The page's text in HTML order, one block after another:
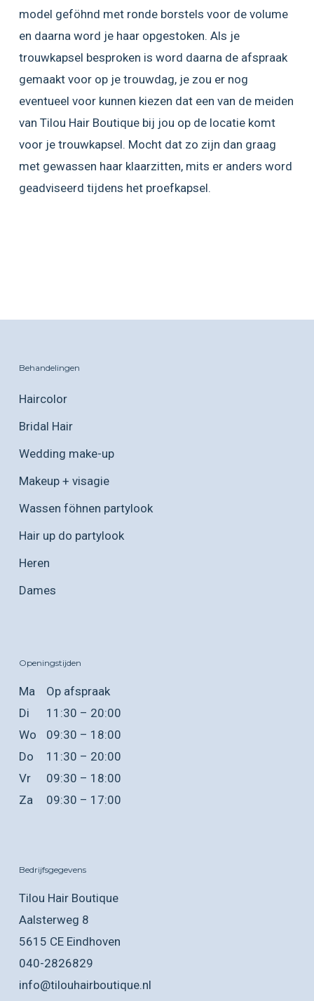
model geföhnd met ronde borstels voor de volume
en daarna word je haar opgestoken. Als je
trouwkapsel besproken is word daarna de afspraak
gemaakt voor op je trouwdag, je zou er nog
eventueel voor kunnen kiezen dat een van de meiden
van Tilou Hair Boutique bij jou op de locatie komt
voor je trouwkapsel. Mocht dat zo zijn dan graag
met gewassen haar klaarzitten, mits er anders word
geadviseerd tijdens het proefkapsel.
Behandelingen
Haircolor
Bridal Hair
Wedding make-up
Makeup + visagie
Wassen föhnen partylook
Hair up do partylook
Heren
Dames
Openingstijden
Ma Op afspraak
Di
11:30 – 20:00
Wo
09:30 – 18:00
Do
11:30 – 20:00
Vr
09:30 – 18:00
Za
09:30 – 17:00
Bedrijfsgegevens
Tilou Hair Boutique
Aalsterweg 8
5615 CE Eindhoven
040-2826829
info@tilouhairboutique.nl